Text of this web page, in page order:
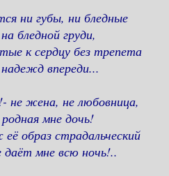
ни губы, ни бледные
бледной груди,
к сердцу без трепета
впереди...
не жена, не любовница,
мне дочь!
образ страдальческий
даёт мне всю ночь!..